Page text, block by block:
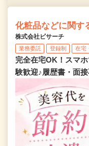
化粧品などに関す
株式会社ビサーチ
業務委託 登録制 在宅
完全在宅OK！スマ
験歓迎♪履歴書・面